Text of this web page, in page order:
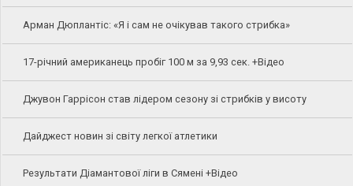
Арман Дюплантіс: «Я і сам не очікував такого стрибка»
17-річний американець пробіг 100 м за 9,93 сек. +Відео
Джувон Гаррісон став лідером сезону зі стрибків у висоту
Дайджест новин зі світу легкої атлетики
Результати Діамантової ліги в Сямені +Відео